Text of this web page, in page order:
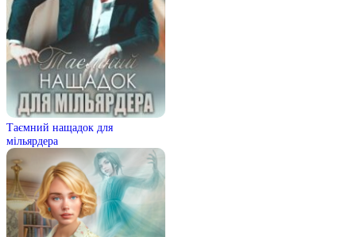
Таємний нащадок для
мільярдера